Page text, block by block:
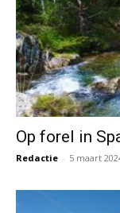
Op forel in
Redactie - 5 maart